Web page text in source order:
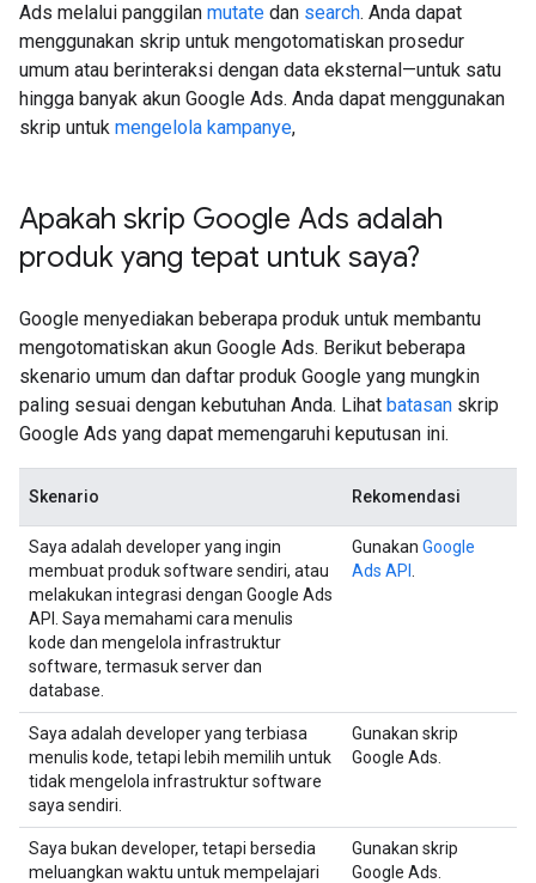
Ads melalui panggilan mutate dan search. Anda dapat
menggunakan skrip untuk mengotomatiskan prosedur
umum atau berinteraksi dengan data eksternal—untuk satu
hingga banyak akun Google Ads. Anda dapat menggunakan
skrip untuk mengelola kampanye,
Apakah skrip Google Ads adalah
produk yang tepat untuk saya?
Google menyediakan beberapa produk untuk membantu
mengotomatiskan akun Google Ads. Berikut beberapa
skenario umum dan daftar produk Google yang mungkin
paling sesuai dengan kebutuhan Anda. Lihat batasan skrip
Google Ads yang dapat memengaruhi keputusan ini.
Skenario Rekomendasi
Saya adalah developer yang ingin
membuat produk software sendiri, atau
melakukan integrasi dengan Google Ads
API. Saya memahami cara menulis
kode dan mengelola infrastruktur
software, termasuk server dan
database.
Gunakan Google
Ads API
Saya adalah developer yang terbiasa
menulis kode, tetapi lebih memilih untuk
tidak mengelola infrastruktur software
saya sendiri.
Gunakan skrip
Google Ads.
Saya bukan developer, tetapi bersedia
meluangkan waktu untuk mempelajari
Gunakan skrip
Google Ads.